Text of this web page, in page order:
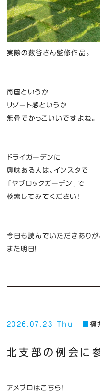
実際の薮谷さん監修作品。
南国というか
リゾート感というか
無骨でかっこいいですよね。
ドライガーデンに
興味ある人は、インスタで
「ヤブロックガーデン」で
検索してみてください！
今日も読んでいただきありが
また明日！
2026.07.23 Thu 福
北支部の例会に
アメブロはこちら！